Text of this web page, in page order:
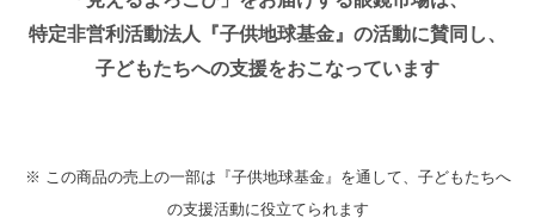
特定非営利活動法人『子供地球基金』の活動に賛同し、
子どもたちへの支援をおこなっています
※ この商品の売上の一部は『子供地球基金』を通して、子どもたちへ
の支援活動に役立てられます